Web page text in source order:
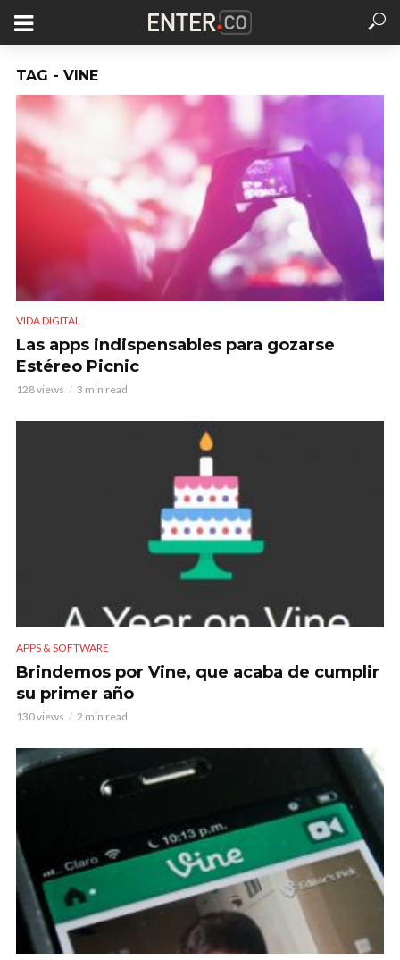
TAG - VINE
VIDA DIGITAL
Las apps indispensables para gozarse
Estéreo Picnic
128 views 3 min read
APPS & SOFTWARE
Brindemos por Vine, que acaba de cumplir
su primer año
130 views 2 min read